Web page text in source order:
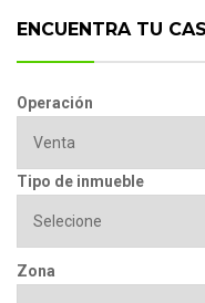
ENCUENTRA TU
Operación
Tipo de inmueble
Zona